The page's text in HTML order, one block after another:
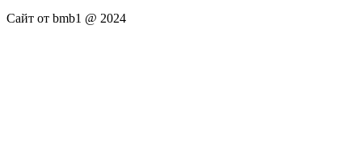
Сайт от bmb1 @ 2024